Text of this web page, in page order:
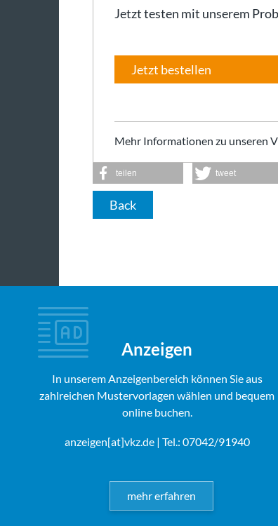
Jetzt testen mit unserem
Jetzt bestellen
Mehr Informationen zu unseren
teilen tweet
Back
Anzeigen
In unserem Anzeigenbereich können Sie aus
zahlreichen Mustervorlagen wählen und bequem
online buchen.
anzeigen[at]vkz.de| Tel.: 07042/91940
mehr erfahren